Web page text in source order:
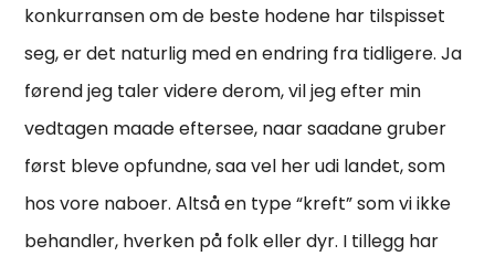
konkurransen om de beste hodene har tilspisset
seg, er det naturlig med en endring fra tidligere. Ja
førend jeg taler videre derom, vil jeg efter min
vedtagen maade eftersee, naar saadane gruber
først bleve opfundne, saa vel her udi landet, som
hos vore naboer. Altså en type “kreft” som vi ikke
behandler, hverken på folk eller dyr. I tillegg har